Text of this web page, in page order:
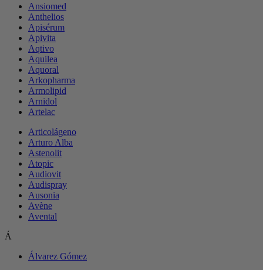
Ansiomed
Anthelios
Apisérum
Apivita
Aqtivo
Aquilea
Aquoral
Arkopharma
Armolipid
Arnidol
Artelac
Articolágeno
Arturo Alba
Astenolit
Atopic
Audiovit
Audispray
Ausonia
Avène
Avental
Á
Álvarez Gómez